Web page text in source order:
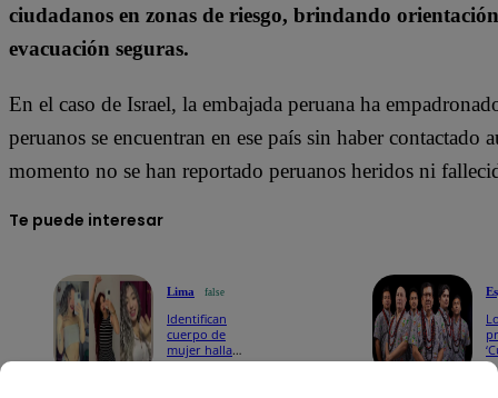
ciudadanos en zonas de riesgo, brindando
evacuación seguras.
En el caso de Israel, la embajada peruana ha
peruanos se encuentran en ese país sin haber
momento no se han reportado peruanos heridos ni
Te puede interesar
Lima false
Identifican
cuerpo de
mujer hallado
descuartizado